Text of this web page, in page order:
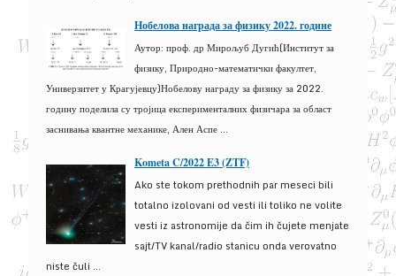
Нобелова награда за физику 2022. године
Аутор: проф. др Мирољуб Дугић(Институт за
физику, Природно-математички факултет,
Универзитет у Крагујевцу)Нобелову награду за физику за 2022.
годину поделила су тројица експерименталних физичара за област
заснивања квантне механике, Ален Аспе ...
Kometa C/2022 E3 (ZTF)
Ako ste tokom prethodnih par meseci bili
totalno izolovani od vesti ili toliko ne volite
vesti iz astronomije da čim ih čujete menjate
sajt/TV kanal/radio stanicu onda verovatno
niste čuli ...